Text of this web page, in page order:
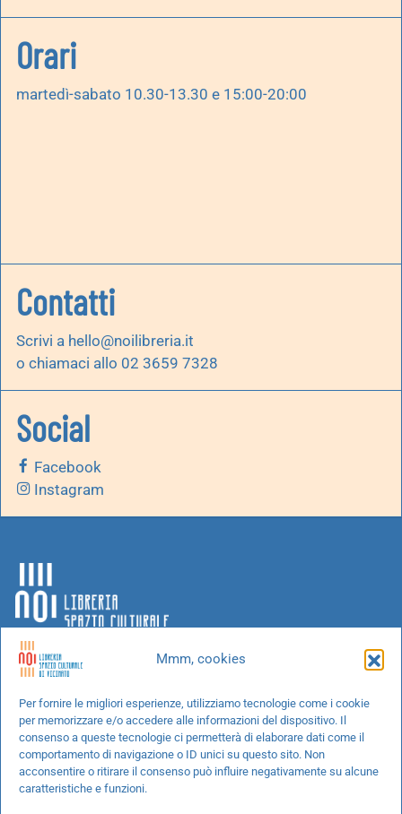
Mmm, cookies
Per fornire le migliori esperienze, utilizziamo tecnologie come i cookie
per memorizzare e/o accedere alle informazioni del dispositivo. Il
consenso a queste tecnologie ci permetterà di elaborare dati come il
comportamento di navigazione o ID unici su questo sito. Non
acconsentire o ritirare il consenso può influire negativamente su alcune
caratteristiche e funzioni.
Orari
martedì-sabato 10.30-13.30 e 15:00-20:00
Contatti
Scrivi a hello@noilibreria.it
o chiamaci allo 02 3659 7328
Social
Facebook
Instagram
Chi siamo
Progetti speciali
Richiedi un libro
Spedizioni